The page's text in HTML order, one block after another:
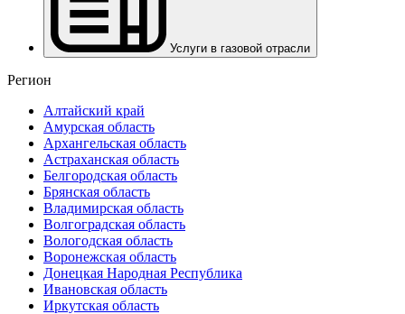
Услуги в газовой отрасли
Регион
Алтайский край
Амурская область
Архангельская область
Астраханская область
Белгородская область
Брянская область
Владимирская область
Волгоградская область
Вологодская область
Воронежская область
Донецкая Народная Республика
Ивановская область
Иркутская область